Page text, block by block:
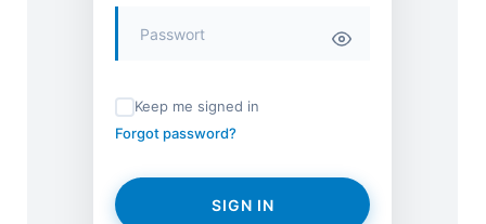
Keep me signed in
Forgot password?
SIGN IN